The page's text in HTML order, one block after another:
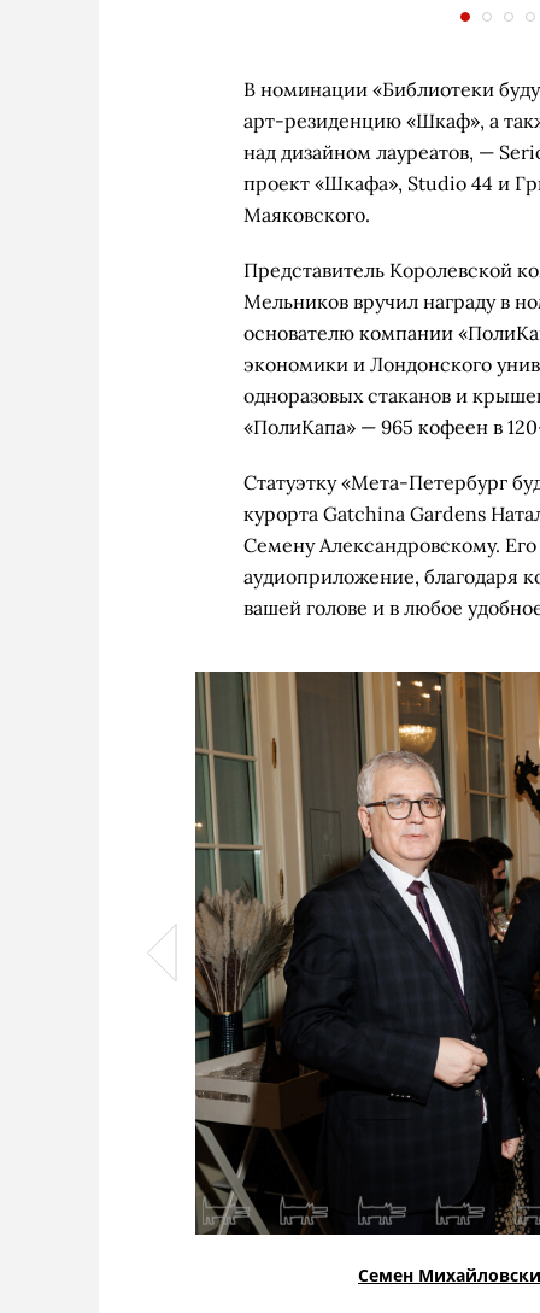
В номинации «Библиотеки
арт-резиденцию «Шкаф», а
над дизайном лауреатов, —
проект «Шкафа», Studio 44 и
Маяковского.
Представитель Королевской
Мельников вручил награду в
основателю компании
экономики и Лондонского
одноразовых стаканов и
«ПолиКапа» — 965 кофеен в
Статуэтку «Мета-Петербург
курорта Gatchina Gardens
Семену Александровскому.
аудиоприложение, благодаря
вашей голове и в любое
Семен